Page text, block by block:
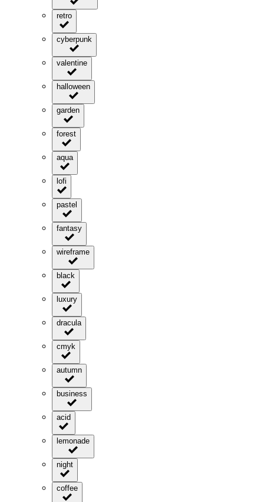
retro
cyberpunk
valentine
halloween
garden
forest
aqua
lofi
pastel
fantasy
wireframe
black
luxury
dracula
cmyk
autumn
business
acid
lemonade
night
coffee